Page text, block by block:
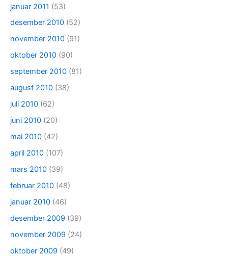
januar 2011 (53)
desember 2010 (52)
november 2010 (91)
oktober 2010 (90)
september 2010 (81)
august 2010 (38)
juli 2010 (62)
juni 2010 (20)
mai 2010 (42)
april 2010 (107)
mars 2010 (39)
februar 2010 (48)
januar 2010 (46)
desember 2009 (39)
november 2009 (24)
oktober 2009 (49)